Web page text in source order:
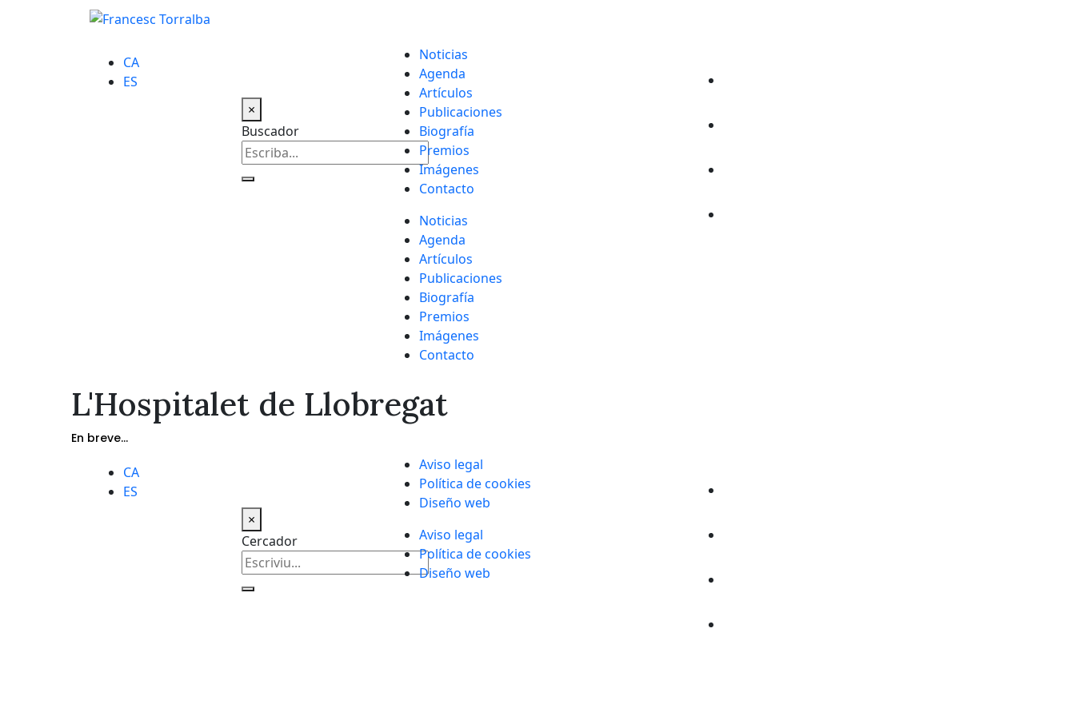
CA
ES
×
Buscador
Noticias
Agenda
Artículos
Publicaciones
Biografía
Premios
Imágenes
Contacto
Noticias
Agenda
Artículos
Publicaciones
Biografía
Premios
Imágenes
Contacto
L'Hospitalet de Llobregat
En breve...
CA
ES
×
Cercador
Aviso legal
Política de cookies
Diseño web
Aviso legal
Política de cookies
Diseño web